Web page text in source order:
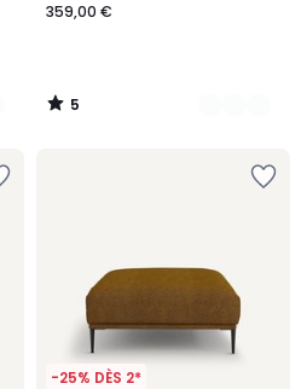
359,00 €
5
/
-25% DÈS 2*